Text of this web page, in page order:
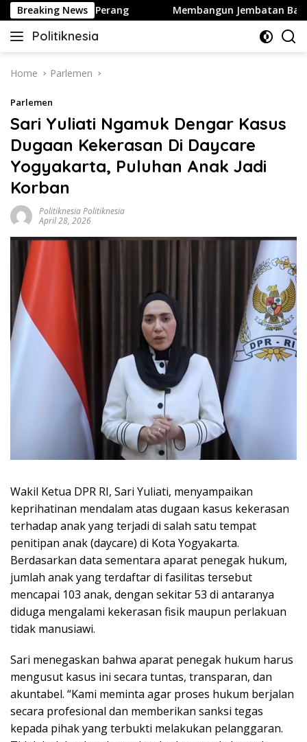
Skip
to
content
Breaking News
Hentikan Perang Membangun Jembatan Baru
Politiknesia
Politiknesia.com
Home Parlemen
Parlemen
Sari Yuliati Ngamuk Dengar Kasus
Dugaan Kekerasan Di Daycare
Yogyakarta, Puluhan Anak Jadi
Korban
Politiknesia Politiknesia
April 28, 2026
Wakil Ketua DPR RI, Sari Yuliati, menyampaikan
keprihatinan mendalam atas dugaan kasus kekerasan
terhadap anak yang terjadi di salah satu tempat
penitipan anak (daycare) di Kota Yogyakarta.
Berdasarkan data sementara aparat penegak hukum,
jumlah anak yang terdaftar di fasilitas tersebut
mencapai 103 anak, dengan sekitar 53 di antaranya
diduga mengalami kekerasan fisik maupun perlakuan
tidak manusiawi.
Sari menegaskan bahwa aparat penegak hukum harus
mengusut kasus ini secara tuntas, transparan, dan
akuntabel. “Kami meminta agar proses hukum berjalan
secara profesional dan memberikan sanksi tegas
kepada pihak yang terbukti melakukan pelanggaran.